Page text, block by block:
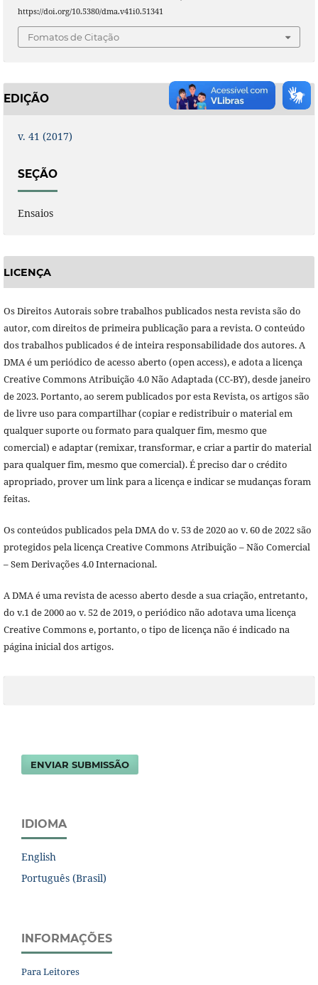
https://doi.org/10.5380/dma.v41i0.51341
Fomatos de Citação
EDIÇÃO
v. 41 (2017)
SEÇÃO
Ensaios
LICENÇA
Os Direitos Autorais sobre trabalhos publicados nesta revista são do
autor, com direitos de primeira publicação para a revista. O conteúdo
dos trabalhos publicados é de inteira responsabilidade dos autores. A
DMA é um periódico de acesso aberto (open access), e adota a licença
Creative Commons Atribuição 4.0 Não Adaptada (CC-BY), desde janeiro
de 2023. Portanto, ao serem publicados por esta Revista, os artigos são
de livre uso para compartilhar (copiar e redistribuir o material em
qualquer suporte ou formato para qualquer fim, mesmo que
comercial) e adaptar (remixar, transformar, e criar a partir do material
para qualquer fim, mesmo que comercial). É preciso dar o crédito
apropriado, prover um link para a licença e indicar se mudanças foram
feitas.
Os conteúdos publicados pela DMA do v. 53 de 2020 ao v. 60 de 2022 são
protegidos pela licença Creative Commons Atribuição – Não Comercial
– Sem Derivações 4.0 Internacional.
A DMA é uma revista de acesso aberto desde a sua criação, entretanto,
do v.1 de 2000 ao v. 52 de 2019, o periódico não adotava uma licença
Creative Commons e, portanto, o tipo de licença não é indicado na
página inicial dos artigos.
ENVIAR SUBMISSÃO
IDIOMA
English
Português (Brasil)
INFORMAÇÕES
Para Leitores